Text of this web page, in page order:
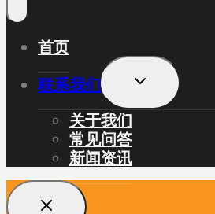
首页
联系我们
展
子
单
关于我们
常见问答
新闻资讯